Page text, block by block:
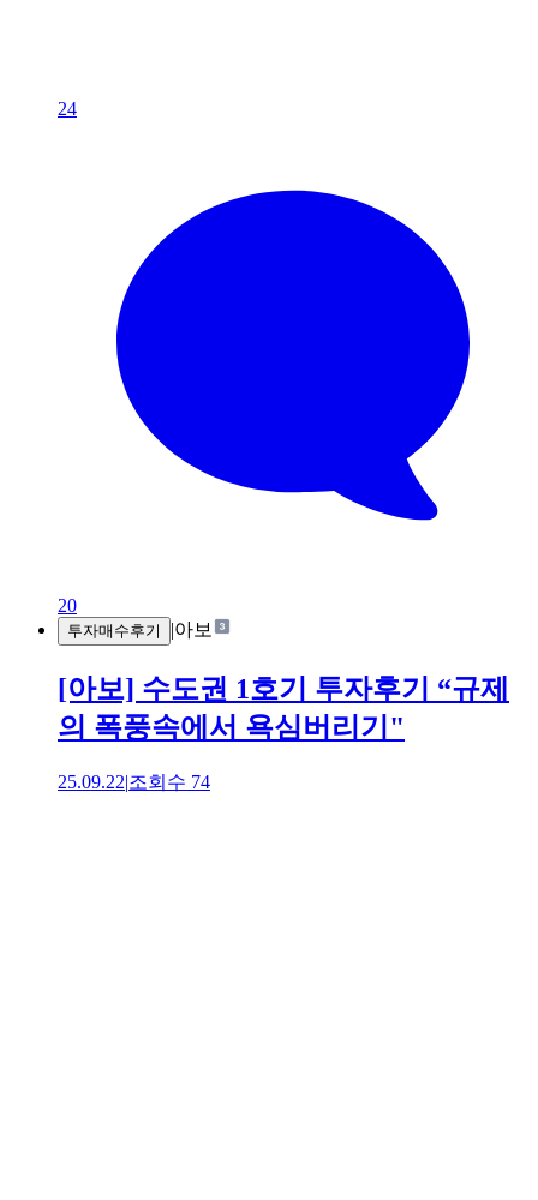
24
20
투자매수후기 |아보
[아보] 수도권 1호기 투자후기 “규제
의 폭풍속에서 욕심버리기"
25.09.22|조회수 74